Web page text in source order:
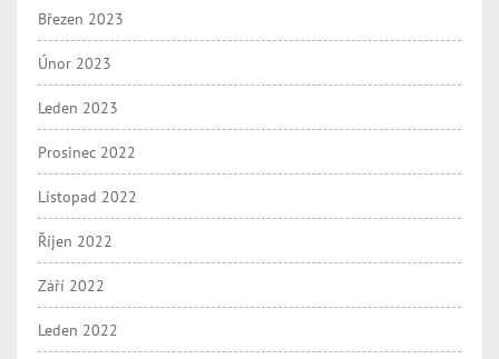
Březen 2023
Únor 2023
Leden 2023
Prosinec 2022
Listopad 2022
Říjen 2022
Září 2022
Leden 2022